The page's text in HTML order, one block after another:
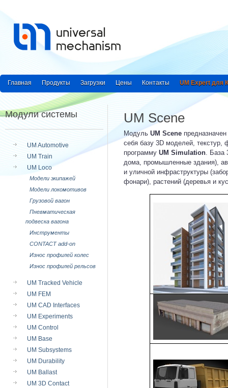
Главная Продукты Загрузки Цены Контакты UM Expert для
Модули системы
UM Automotive
UM Train
UM Loco
Модели экипажей
Модели локомотивов
Грузовой вагон
Пневматическая
подвеска вагона
Инструменты
CONTACT add-on
Износ профилей колес
Износ профилей рельсов
UM Tracked Vehicle
UM FEM
UM CAD Interfaces
UM Experiments
UM Control
UM Base
UM Subsystems
UM Durability
UM Ballast
UM 3D Contact
UM Scene
Модуль UM Scene
себя базу 3D моделей, текстур,
программу UM Simulation. База
дома, промышленные здания),
и уличной инфраструктуры
фонари), растений (деревья и